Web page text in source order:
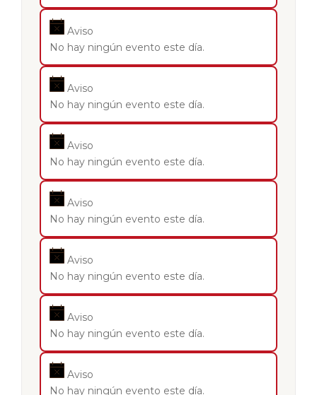
Aviso
No hay ningún evento este día.
Aviso
No hay ningún evento este día.
Aviso
No hay ningún evento este día.
Aviso
No hay ningún evento este día.
Aviso
No hay ningún evento este día.
Aviso
No hay ningún evento este día.
Aviso
No hay ningún evento este día.